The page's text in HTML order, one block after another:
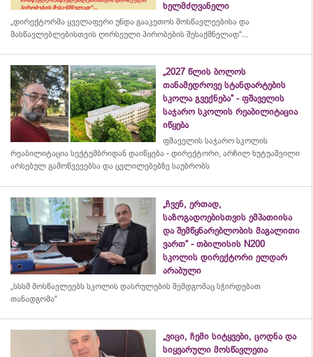
ხელმძღვანელი
„დირექტორმა ყველაფერი უნდა გააკეთოს მოსწავლეებისა და
მასწავლებლებისთვის ღირსეული პირობების შესაქმნელად“...
„2027 წლის ბოლოს
თანამედროვე სტანდარტების
სკოლა გვექნება“ - ფშაველის
საჯარო სკოლის რეაბილიტაცია
იწყება
ფშაველის საჯარო სკოლის
რეაბილიტაცია სექტემბრიდან დაიწყება - დირექტორი, არჩილ ხუტუაშვილი
არსებულ გამოწვევებსა და ცვლილებებზე საუბრობს
„ჩვენ, ერთად,
საზოგადოებისთვის ემპათიისა
და შემწყნარებლობის მაგალითი
ვართ“ - თბილისის N200
სკოლის დირექტორი ელდარ
არაბული
„სსსმ მოსწავლეებს სკოლის დასრულების შემდგომაც სჭირდებათ
თანადგომა“
„ვიცი, ჩემი სიტყვები, ცოდნა და
სიყვარული მოსწავლეთა